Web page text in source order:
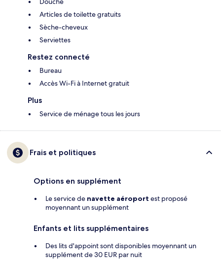
Articles de toilette gratuits
Sèche-cheveux
Serviettes
Restez connecté
Bureau
Accès Wi-Fi à Internet gratuit
Plus
Service de ménage tous les jours
Frais et politiques
Options en supplément
Le service de navette aéroport est proposé
moyennant un supplément
Enfants et lits supplémentaires
Des lits d'appoint sont disponibles moyennant un
supplément de 30 EUR par nuit